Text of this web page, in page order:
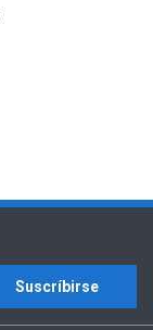
Suscríbirse